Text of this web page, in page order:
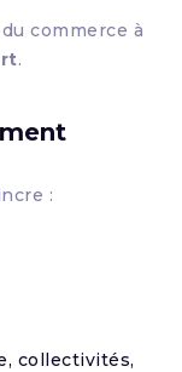
commerce à
.
:
collectivités,